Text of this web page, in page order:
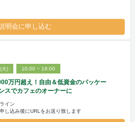
明会に申し込む
火) 10:00 ~ 18:00
万円超え！自由＆低資金のパッケー
スでカフェのオーナーに
イン
し込み後にURLをお送り致します